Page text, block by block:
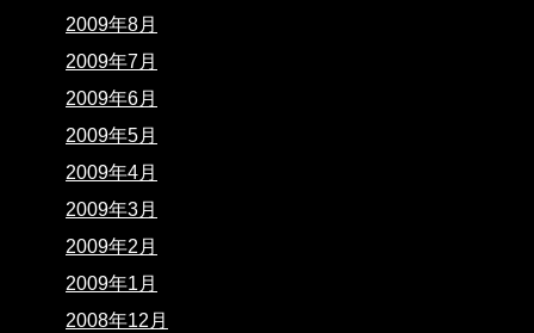
2009年8月
2009年7月
2009年6月
2009年5月
2009年4月
2009年3月
2009年2月
2009年1月
2008年12月